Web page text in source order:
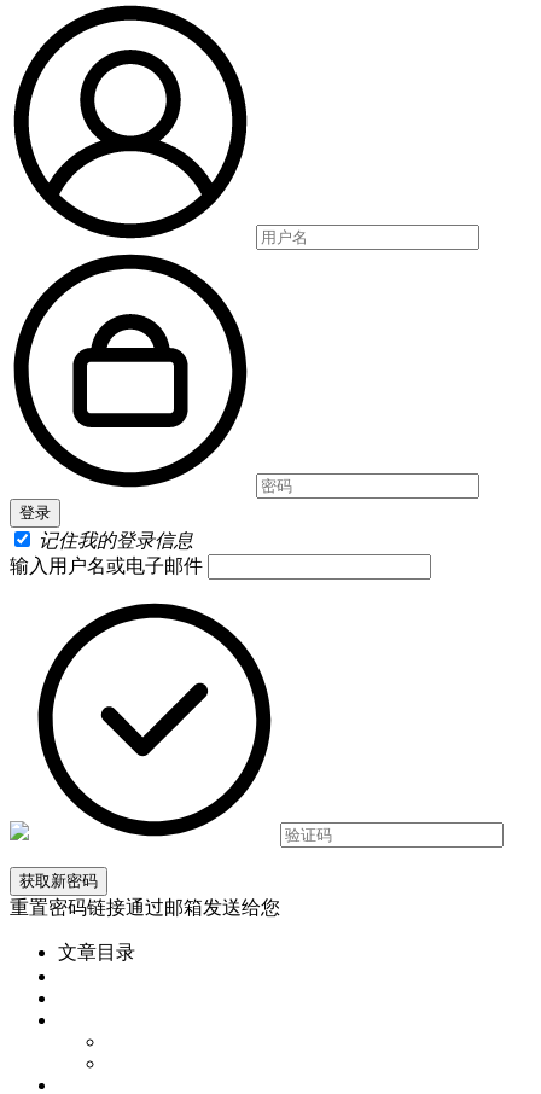
记住我的登录信息
输入用户名或电子邮件
重置密码链接通过邮箱发送给您
文章目录